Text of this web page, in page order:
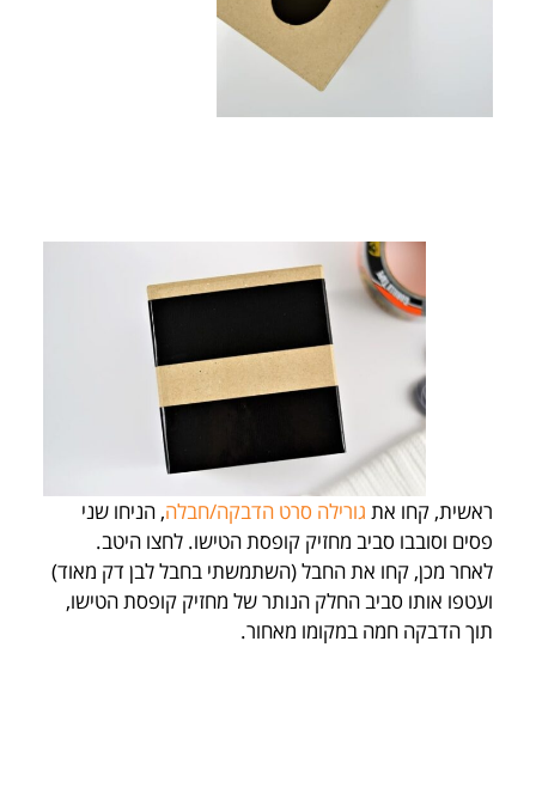
ראשית, קחו את גורילה סרט הדבקה/חבלה, הניחו שני
פסים וסובבו סביב מחזיק קופסת הטישו. לחצו היטב.
לאחר מכן, קחו את החבל (השתמשתי בחבל לבן דק מאוד)
ועטפו אותו סביב החלק הנותר של מחזיק קופסת הטישו,
תוך הדבקה חמה במקומו מאחור.